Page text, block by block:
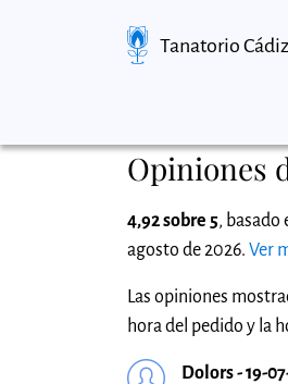
Tanatorio Cádiz
Opiniones
4,92 sobre 5, basado
agosto de 2026. Ver
Las opiniones
hora del pedido y la
Dolors - 19-